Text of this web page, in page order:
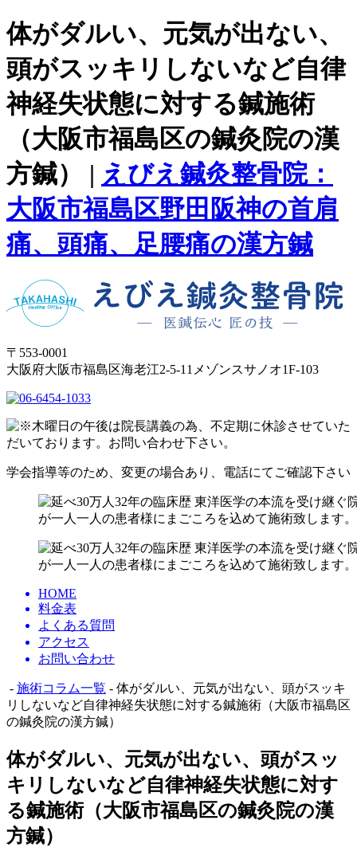
体がダルい、元気が出ない、
頭がスッキリしないなど自律
神経失状態に対する鍼施術
（大阪市福島区の鍼灸院の漢
方鍼） | えびえ鍼灸整骨院：
大阪市福島区野田阪神の首肩
痛、頭痛、足腰痛の漢方鍼
〒553-0001
大阪府大阪市福島区海老江2-5-11メゾンスサノオ1F-103
学会指導等のため、変更の場合あり、電話にてご確認下さい
HOME
料金表
よくある質問
アクセス
お問い合わせ
- 施術コラム一覧 - 体がダルい、元気が出ない、頭がスッキ
リしないなど自律神経失状態に対する鍼施術（大阪市福島区
の鍼灸院の漢方鍼）
体がダルい、元気が出ない、頭がスッ
キリしないなど自律神経失状態に対す
る鍼施術（大阪市福島区の鍼灸院の漢
方鍼）